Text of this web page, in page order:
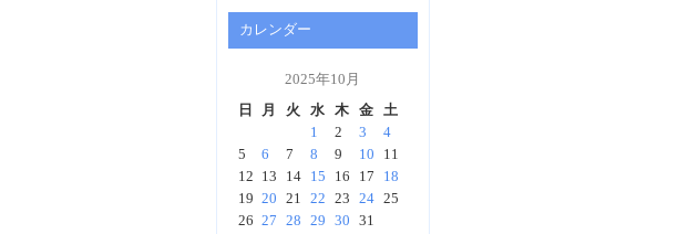
カレンダー
2025年10月
日
月 火 水 木 金
土
1
2 3
4
5
6 7 8 9 10
11
12
13 14 15 16 17
18
19 20 21 22 23 24 25
26 27 28 29 30
31